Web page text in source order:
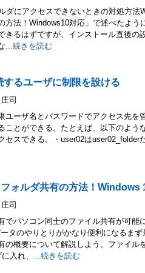
ダにアクセスできないときの対処方法
方法！Windows10対応」で述べたよう
きるはずですが、インストール直後の
...続きを読む
るユーザに制限を設ける
司
ユーザ名とパスワードでアクセス先を
ことができる。たとえば、以下のよう
セスできる。・user02はuser02_folder
ォルダ共有の方法！Windows
司
でパソコン同士のファイル共有が可能
タのやりとりがかなり便利になるま
の概要について解説しよう。ファイル
に入れ、...続きを読む